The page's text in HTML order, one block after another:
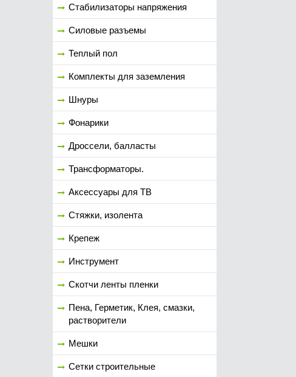
Стабилизаторы напряжения
Силовые разъемы
Теплый пол
Комплекты для заземления
Шнуры
Фонарики
Дроссели, балласты
Трансформаторы.
Аксессуары для ТВ
Стяжки, изолента
Крепеж
Инструмент
Скотчи ленты пленки
Пена, Герметик, Клея, смазки,
растворители
Мешки
Сетки строительные